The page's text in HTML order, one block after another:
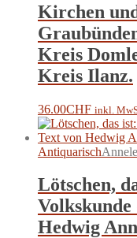
Kirchen
Kreis
Kreis Ilanz.
36.00CHF inkl.
Antiquarisch
Lötschen,
Volkskunde
Hedwig